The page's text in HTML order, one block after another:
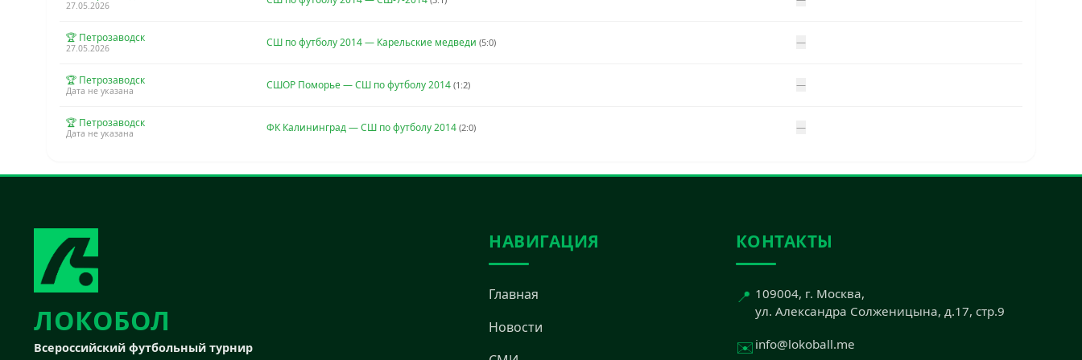
27.05.2026
🏆 Петрозаводск
27.05.2026 СШ по футболу 2014 — Карельские медведи (5:0) —
🏆 Петрозаводск
Дата не указана СШОР Поморье — СШ по футболу 2014 (1:2) —
🏆 Петрозаводск
Дата не указана ФК Калининград — СШ по футболу 2014 (2:0) —
ЛОКОБОЛ
Всероссийский футбольный турнир
НАВИГАЦИЯ
Главная
Новости
КОНТАКТЫ
📍 109004, г. Москва,
ул. Александра Солженицына, д.17, стр.9
✉️ info@lokoball.me